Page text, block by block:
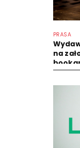
PRASA
na